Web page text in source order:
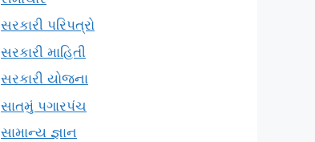
સરકારી પરિપત્રો
સરકારી માહિતી
સરકારી યોજના
સાતમું પગારપંચ
સામાન્ય જ્ઞાન